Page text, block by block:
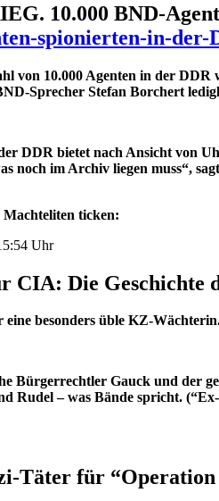
10.000 BND-
spionierten-in-der-
von 10.000 Agenten in der DDR
Sprecher Stefan Borchert
DDR bietet nach Ansicht von
noch im Archiv liegen muss“,
Machteliten ticken:
Uhr
CIA: Die Geschichte
besonders üble KZ-
Bürgerrechtler Gauck und der
Rudel – was Bände spricht.
Täter für